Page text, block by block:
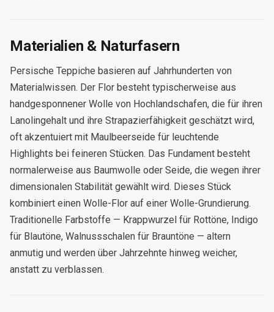
Materialien & Naturfasern
Persische Teppiche basieren auf Jahrhunderten von
Materialwissen. Der Flor besteht typischerweise aus
handgesponnener Wolle von Hochlandschafen, die für ihren
Lanolingehalt und ihre Strapazierfähigkeit geschätzt wird,
oft akzentuiert mit Maulbeerseide für leuchtende
Highlights bei feineren Stücken. Das Fundament besteht
normalerweise aus Baumwolle oder Seide, die wegen ihrer
dimensionalen Stabilität gewählt wird. Dieses Stück
kombiniert einen Wolle-Flor auf einer Wolle-Grundierung.
Traditionelle Farbstoffe — Krappwurzel für Rottöne, Indigo
für Blautöne, Walnussschalen für Brauntöne — altern
anmutig und werden über Jahrzehnte hinweg weicher,
anstatt zu verblassen.